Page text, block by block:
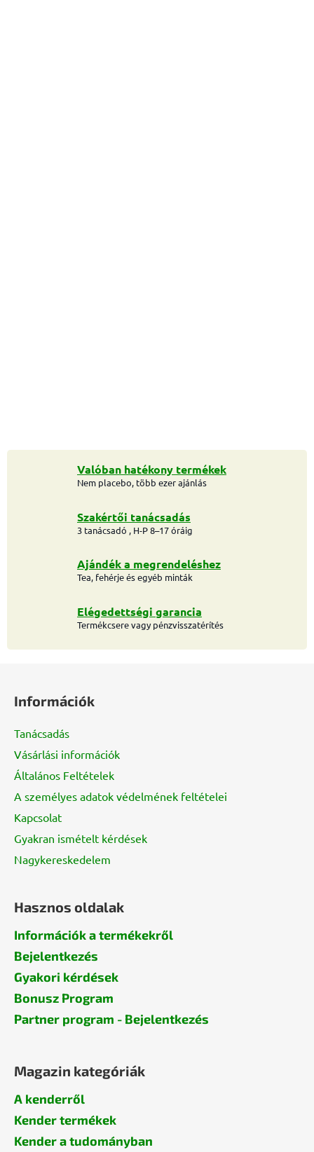
Valóban hatékony termékek
Nem placebo, több ezer ajánlás
Szakértői tanácsadás
3 tanácsadó , H-P 8–17 óráig
Ajándék a megrendeléshez
Tea, fehérje és egyéb minták
Elégedettségi garancia
Termékcsere vagy pénzvisszatérítés
Információk
Tanácsadás
Vásárlási információk
Általános Feltételek
A személyes adatok védelmének feltételei
Kapcsolat
Gyakran ismételt kérdések
Nagykereskedelem
Hasznos oldalak
Információk a termékekről
Bejelentkezés
Gyakori kérdések
Bonusz Program
Partner program - Bejelentkezés
Magazin kategóriák
A kenderről
Kender termékek
Kender a tudományban